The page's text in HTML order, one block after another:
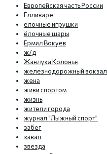
Европейская часть России
Елливаре
елочные игрушки
ёлочные шары
Ермил Вокуев
ж/д
Жанлука Колонья
железнодорожный вокзал
жена
живи спортом
жизнь
жители города
журнал "Лыжный спорт"
забег
завал
звезда